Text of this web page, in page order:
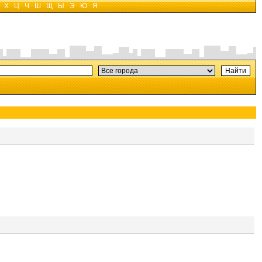
Х Ц Ч Ш Щ Ы Э Ю Я